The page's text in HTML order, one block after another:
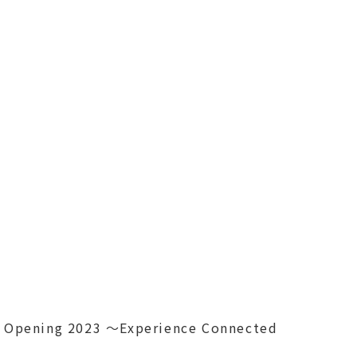
2023 ～Experience Connected